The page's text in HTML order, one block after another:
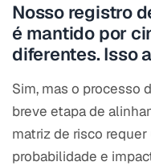
Nosso registro
é mantido por
diferentes. Isso
Sim, mas o processo
breve etapa de
matriz de risco
probabilidade e